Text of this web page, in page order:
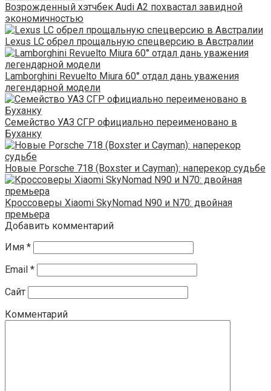
Возрожденный хэтчбек Audi A2 похвастал завидной
экономичностью
Lexus LC обрел прощальную спецверсию в Австралии
Lamborghini Revuelto Miura 60° отдал дань уважения
легендарной модели
Семейство УАЗ СГР официально переименовано в
Буханку
Новые Porsche 718 (Boxster и Cayman): наперекор судьбе
Кроссоверы Xiaomi SkyNomad N90 и N70: двойная
премьера
Добавить комментарий
Имя *
Email *
Сайт
Комментарий